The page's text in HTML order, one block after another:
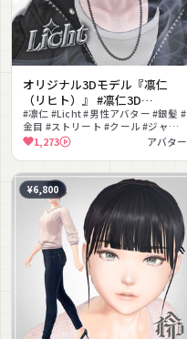
オリジナル3Dモデル『凛仁
（リヒト）』 #凛仁3D
#Licht3D / AC1
#凛仁 #Licht #男性アバター #銀髪 #
金目 #ストリート #クール #ジャケ
ット #男性向け #ダンス
1,273 アバター
¥6,800